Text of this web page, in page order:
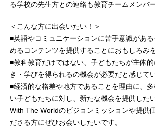
る学校の先生方との連絡も教育チームメンバ
＜こんな方に出会いたい！＞
■英語やコミュニケーションに苦手意識があ
めるコンテンツを提供することにおもしろみ
■教科教育だけではない、子どもたちが主体
き・学びを得られるの機会が必要だと感じて
■経済的な格差や地方であることを理由に、多
い子どもたちに対し、新たな機会を提供した
With The Worldのビジョンミッションや提供
ださる方にぜひお会いしたいです。